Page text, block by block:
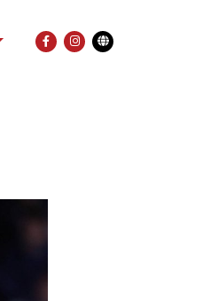
FACEBOOK
INSTAGRAM
Übersetzung